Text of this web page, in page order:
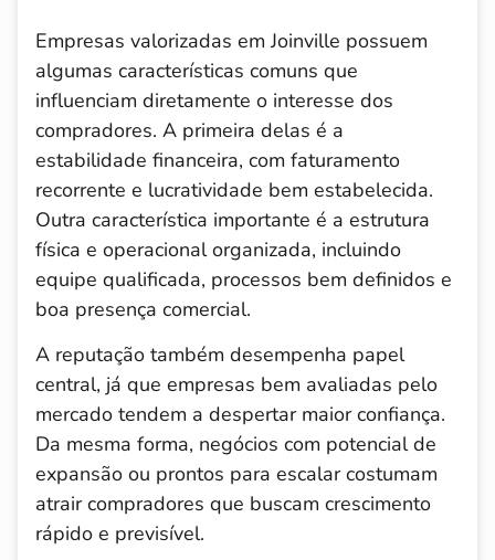
Empresas valorizadas em Joinville possuem
algumas características comuns que
influenciam diretamente o interesse dos
compradores. A primeira delas é a
estabilidade financeira, com faturamento
recorrente e lucratividade bem estabelecida.
Outra característica importante é a estrutura
física e operacional organizada, incluindo
equipe qualificada, processos bem definidos e
boa presença comercial.
A reputação também desempenha papel
central, já que empresas bem avaliadas pelo
mercado tendem a despertar maior confiança.
Da mesma forma, negócios com potencial de
expansão ou prontos para escalar costumam
atrair compradores que buscam crescimento
rápido e previsível.